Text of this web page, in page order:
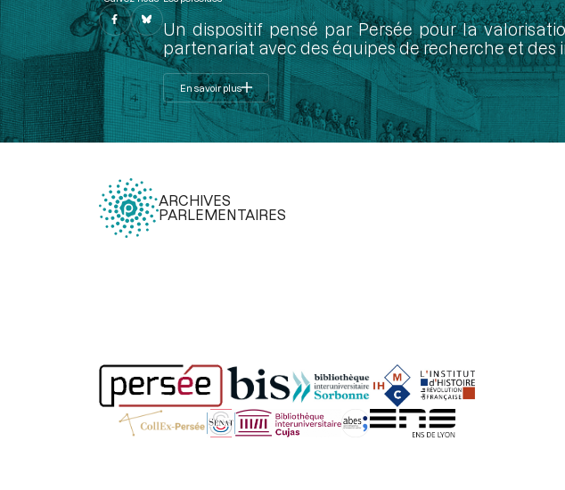
Un dispositif pensé par Persée pour la
partenariat avec des équipes de recherche et
En savoir plus
ARCHIVES
PARLEMENTAIRES